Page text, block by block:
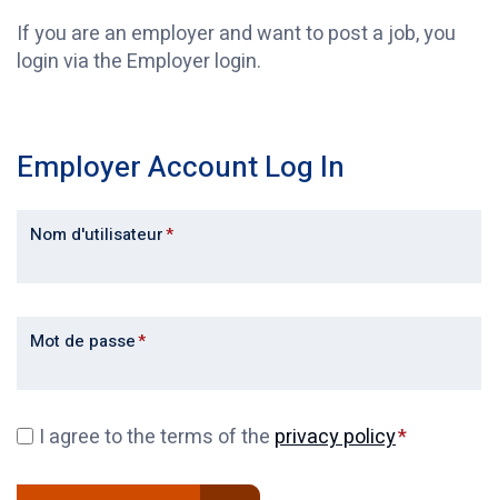
If you are an employer and want to post a job, you
login via the Employer login.
Employer Account Log In
Nom d'utilisateur
Mot de passe
I agree to the terms of the privacy policy